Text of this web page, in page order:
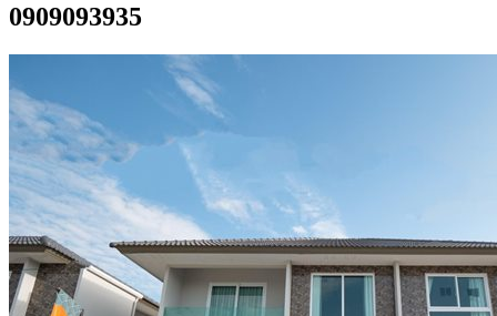
0909093935